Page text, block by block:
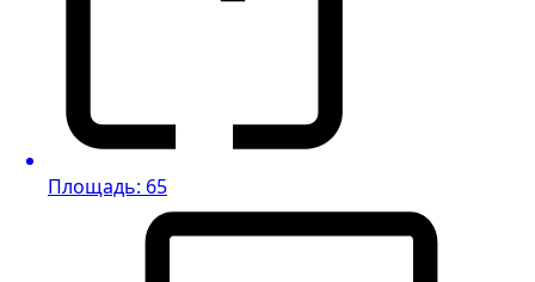
Площадь: 65